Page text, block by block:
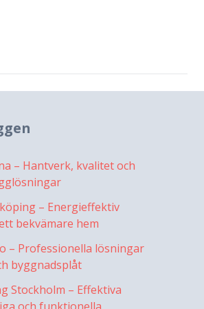
– Hantverk, kvalitet och
– Energieffektiv
bekvämare hem
– Professionella lösningar
byggnadsplåt
Stockholm – Effektiva